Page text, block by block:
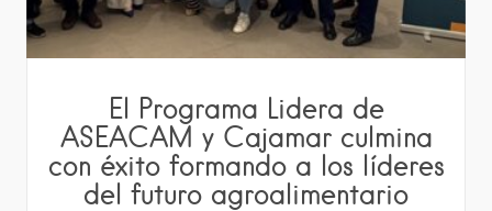
El Programa Lidera de
ASEACAM y Cajamar culmina
con éxito formando a los líderes
del futuro agroalimentario